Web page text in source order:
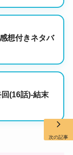
想付きネタバ
(16話)-結末
次の記事